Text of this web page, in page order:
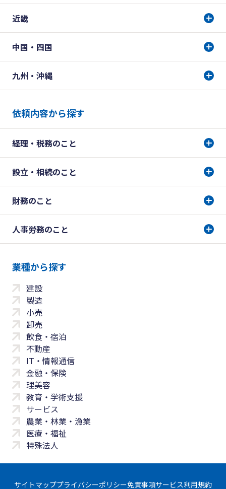
近畿
中国・四国
九州・沖縄
依頼内容から探す
経理・税務のこと
設立・相続のこと
財務のこと
人事労務のこと
業種から探す
建設
製造
小売
卸売
飲食・宿泊
不動産
IT・情報通信
金融・保険
理美容
教育・学術支援
サービス
農業・林業・漁業
医療・福祉
特殊法人
サイトマッププライバシーポリシー免責事項サービス利用規約